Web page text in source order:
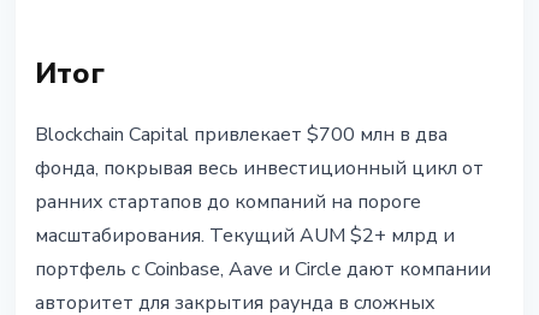
Итог
Blockchain Capital привлекает $700 млн в два
фонда, покрывая весь инвестиционный цикл от
ранних стартапов до компаний на пороге
масштабирования. Текущий AUM $2+ млрд и
портфель с Coinbase, Aave и Circle дают компании
авторитет для закрытия раунда в сложных